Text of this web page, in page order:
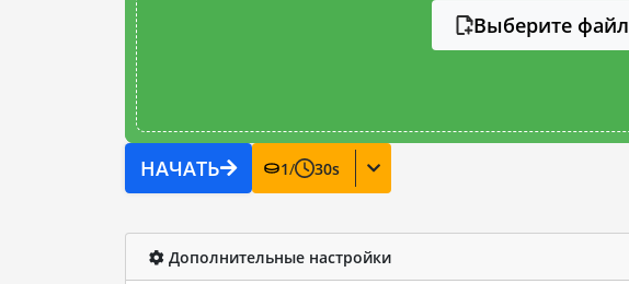
Выберите файл
НАЧАТЬ 1/ 30s
Дополнительные настройки